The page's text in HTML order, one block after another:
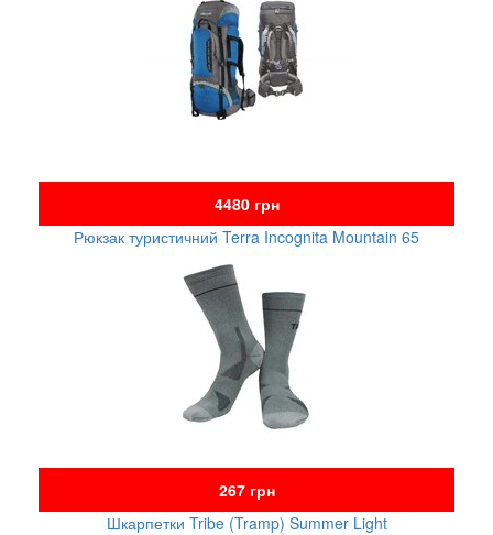
4480 грн
Рюкзак туристичний Terra Incognita Mountain 65
267 грн
Шкарпетки Tribe (Tramp) Summer Light